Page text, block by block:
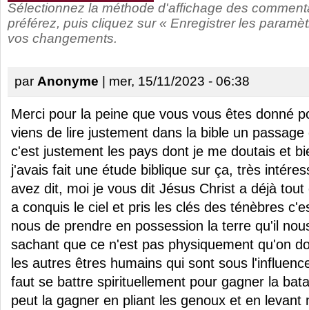
Sélectionnez la méthode d'affichage des
préférez, puis cliquez sur « Enregistrer les
vos changements.
par Anonyme | mer, 15/11/2023 - 06:38
Merci pour la peine que vous vous êtes donné
viens de lire justement dans la bible un
c'est justement les pays dont je me doutais et
j'avais fait une étude biblique sur ça, très
avez dit, moi je vous dit Jésus Christ a déjà tout
a conquis le ciel et pris les clés des ténèbres
nous de prendre en possession la terre qu'il
sachant que ce n'est pas physiquement qu'on
les autres êtres humains qui sont sous
faut se battre spirituellement pour gagner la
peut la gagner en pliant les genoux et en levant